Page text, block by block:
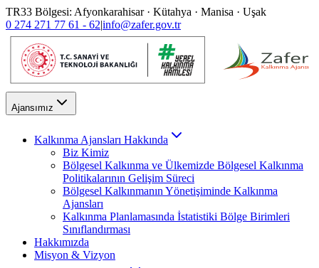
TR33 Bölgesi: Afyonkarahisar · Kütahya · Manisa · Uşak
0 274 271 77 61 - 62|info@zafer.gov.tr
Ajansımız
Kalkınma Ajansları Hakkında
Biz Kimiz
Bölgesel Kalkınma ve Ülkemizde Bölgesel Kalkınma
Politikalarının Gelişim Süreci
Bölgesel Kalkınmanın Yönetişiminde Kalkınma
Ajansları
Kalkınma Planlamasında İstatistiki Bölge Birimleri
Sınıflandırması
Hakkımızda
Misyon & Vizyon